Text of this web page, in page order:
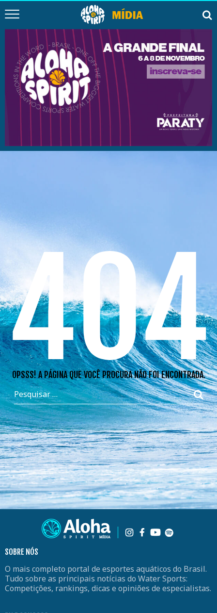
404
OPSSS! A PÁGINA QUE VOCÊ PROCURA NÃO FOI ENCONTRADA.
SOBRE NÓS
O mais completo portal de esportes aquáticos do Brasil.
Tudo sobre as principais notícias do Water Sports:
Competições, rankings, dicas e opiniões de especialistas.